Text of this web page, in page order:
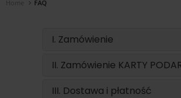
Home FAQ
I. Zamówienie
II. Zamówienie KARTY
III. Dostawa i płatność